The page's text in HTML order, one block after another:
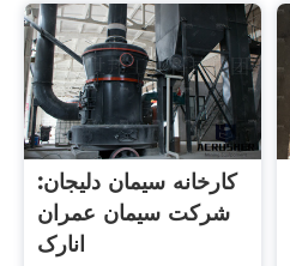
کارخانه سیمان دلیجان:
شرکت سیمان عمران
انارک